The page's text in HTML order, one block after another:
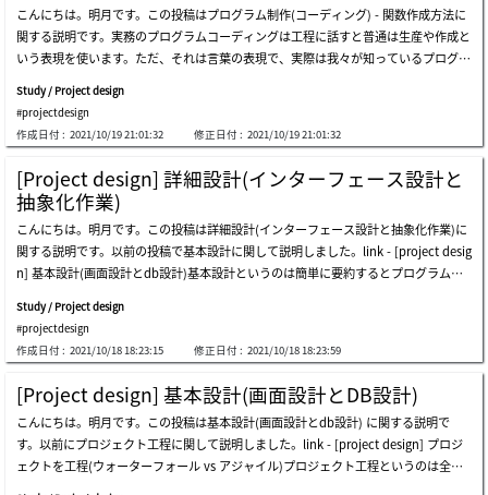
味なので、テストは最小2人以上が一つのチームになり、クロスチェック(cross chec
k)することが重要です。設計あるいは実装した人がテスト設計を作成します。そして
テストの実行、テスト結果確認に関しては別の人が実施します。私が設計、実装した
人がテストまですると自分の論理と計算の影響で、バグを見つけることが難しいです
ね。率直にこのようにテストしてもバグは発生しますが、上のルールでするとプログ
ラムを作成する段階でバグを最小
特性を無視して開発してもプログラムを作成することで問題がありません。抽象化し
なくてもプログラムを作成できないことではないし、カプセル化、つまり、メンバー
変数はpublicに設定してクラス外部にも参照することにしてもプログラムがエラーに
なることでもありません。もちろん、継承化と多相化(ポリモーフィズム)に関しても
同じです。この4つの特性がなにかというとプログラムを作成する時に、もっと可読
性をよくなるし、我々がドキュメントを作成しなくても、プログラムのコードを設計
図みたいに作成するコーディング技法だと思います。例えば、我々が人の名前と生年
月日を入れると年齢を計算するプログラムを作成すると思いましょう。上のソースを
みれば私がpeopleというクラスを作成しました。コンストラクタで名前と生年だけ
いれて年齢は計算します。ここで年齢の変数がpublicならどうでしょう？calcoldと
いう関数が意味がなくなります。つまり、クラスのメンバー変数がクラス外部で修正
ができるので無欠性を保証することができません。なのでメンバー変数を読み取り専
用に設定するために、関数を通って制御します。それがカプセル化です。ここで出力
をtostringで再定義しましたので、ただpをconsole.writeline関数に入れると自動にt
ostringを出力することになります。このようにクラスの特性を活用してプログラム
を作成すればクラスを割りあって使うところではfacadeパターンによ
こんにちは。明月です。この投稿はプログラム制作(コーディング) - 関数作成方法に
関する説明です。実務のプログラムコーディングは工程に話すと普通は生産や作成と
いう表現を使います。ただ、それは言葉の表現で、実際は我々が知っているプログラ
てもプログラムコーディングする方法は普通に開発することと大幅で変わることでは
ありません。前に設計図が作成して置いたらそのままに作成することだけです。ここ
では各のスタイルがあるし、作成方法があるので別に規約を決める必要はありません
が、自分の経験に関して工程の中でプログラムを作成方法を説明しようと思います。
一般的にウォーターフォール工程でプロジェクトを運用したら基本設計と詳細設計の
段階でもうプログラム作成に関する設計が作成されたのでそのままに作成すると良い
です。別に追加する内容はありません。私が説明しようと思うのは今まで説明したア
ジャイル工程と混ぜている工程(設計はアジャイル、テストはウォーターフォール工
程)で私のスタイル作成方法があります。まず、アジャイル工程でプログラム設計書
を作成する場合もありますが、普通はjiraやredmineなどのツールを利用してスクラ
ムサイクルを設定してアイテム(ticket)別で作成します。そのため、詳細設計の段階
で抽象クラス、インターフェースを作成します。そのように思ってもプログラムを作
成する時になると、予想できなかった共通部品と抽象化が必要なクラスや関数があり
ますね。その場合に我々が共通部品を作成する方法に関して説明します。この共通部
品を作成する時、私はフィボナッチ数列のアルゴリズムを考えています。普通はフィ
ボナッチ数列アルゴリズムは再帰関数で作成します。実は再帰関数を使うのはプログ
ラムの性能上で悪いです。for文で作成することができるものを再帰関数を作成する
必要はありません。でも、関数を理解するために再帰関数みたいに良い例がありませ
Study / Project design
#projectdesign
作成日付 : 2021/10/19 21:01:32 修正日付 : 2021/10/19 21:01:32
[Project design] 詳細設計(インターフェース設計と
抽象化作業)
こんにちは。明月です。この投稿は詳細設計(インターフェース設計と抽象化作業)に
関する説明です。以前の投稿で基本設計に関して説明しました。link - [project desig
n] 基本設計(画面設計とdb設計)基本設計というのは簡単に要約するとプログラムの
に作成するかを設定することです。基本設計ではユーズケースやアクティブダイアグ
ラムなどを通ってプログラムの要素よりユーザがプログラムをどのように使うか、プ
ログラムの流れはどのようになるかの説明すると思ったら詳細設計はもっと具体的に
プログラムの設計になり、プログラムらしい設計になります。つまり、uml(unified
modeling language:統合モデリング言語)にはシークエンスダイアグラムやクラスダ
イアグラムを利用してプログラム設計することです。シークエンスダイアグラム refe
rence - https://en.wikipedia.org/クラスダイアグラム reference - https://stackover
flow.com/この詳細設計する理由としては様々な工程のインターフェースを確定する
Study / Project design
#projectdesign
作成日付 : 2021/10/18 18:23:15 修正日付 : 2021/10/18 18:23:59
[Project design] 基本設計(画面設計とDB設計)
こんにちは。明月です。この投稿は基本設計(画面設計とdb設計) に関する説明で
す。以前にプロジェクト工程に関して説明しました。link - [project design] プロジ
ェクトを工程(ウォーターフォール vs アジャイル)プロジェクト工程というのは全体